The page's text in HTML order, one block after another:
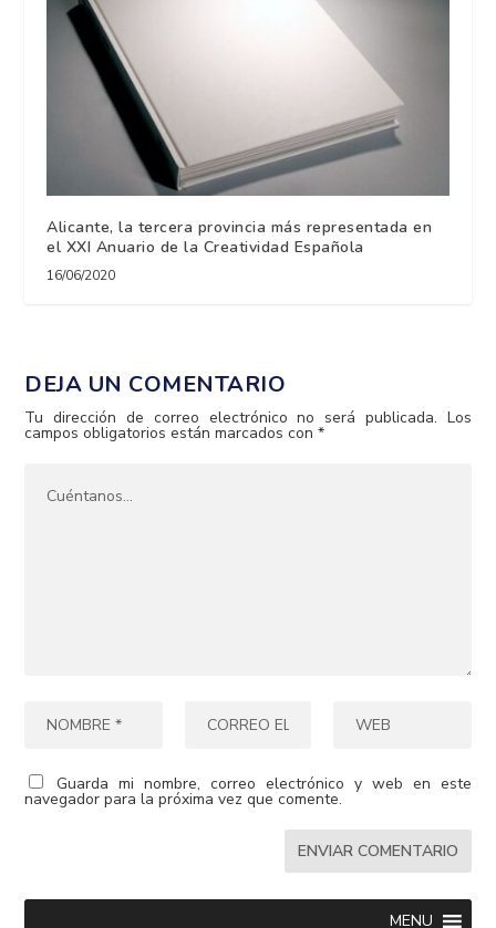
Alicante, la tercera provincia más representada en
el XXI Anuario de la Creatividad Española
16/06/2020
DEJA UN COMENTARIO
Tu dirección de correo electrónico no será publicada. Los
campos obligatorios están marcados con*
Guarda mi nombre, correo electrónico y web en este
navegador para la próxima vez que comente.
MENU